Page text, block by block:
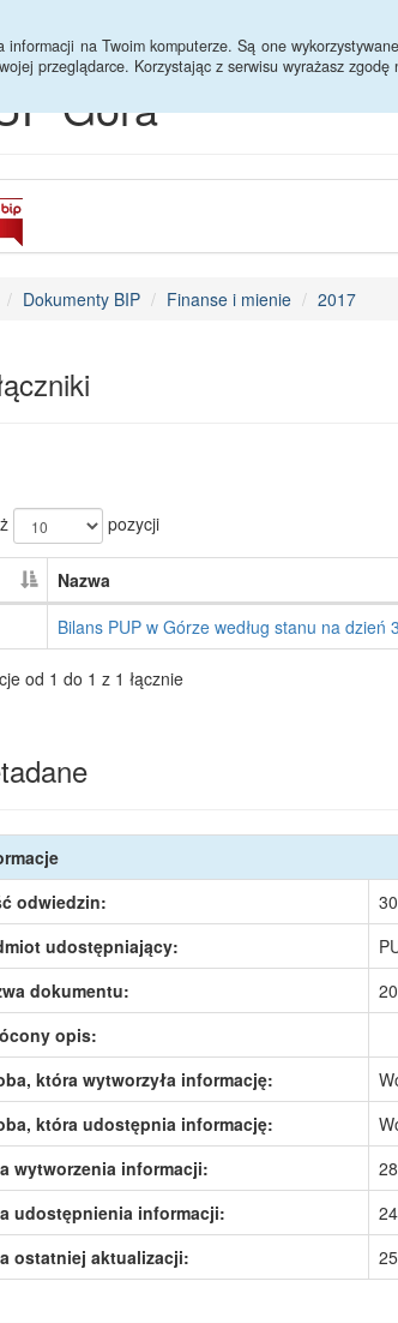
na Twoim komputerze. Są one
przeglądarce. Korzystając z serwisu wyrażasz zgodę
Góra
Dokumenty BIP Finanse i mienie 2017
pozycji
Nazwa
Bilans PUP w Górze według stanu na dzień
od 1 do 1 z 1 łącznie
odwiedzin:
udostępniający:
dokumentu:
opis:
która wytworzyła informację:
która udostępnia informację:
wytworzenia informacji:
udostępnienia informacji:
ostatniej aktualizacji: